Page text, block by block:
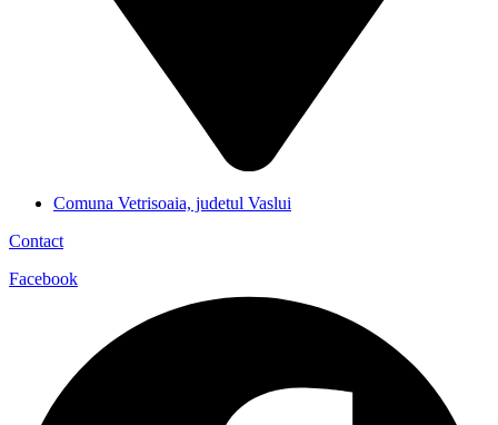
Comuna Vetrisoaia, judetul Vaslui
Contact
Facebook